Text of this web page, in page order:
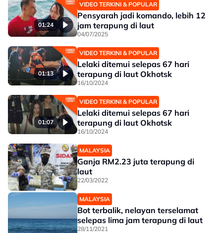
01:24
VIDEO TERKINI & POPULAR
Pensyarah jadi komando, lebih 12
jam terapung di laut
04/07/2025
01:13
VIDEO TERKINI & POPULAR
Lelaki ditemui selepas 67 hari
terapung di laut Okhotsk
16/10/2024
01:07
VIDEO TERKINI & POPULAR
Lelaki ditemui selepas 67 hari
terapung di laut Okhotsk
16/10/2024
MALAYSIA
Ganja RM2.23 juta terapung di
laut
22/03/2022
MALAYSIA
Bot terbalik, nelayan terselamat
selepas lima jam terapung di laut
28/11/2021